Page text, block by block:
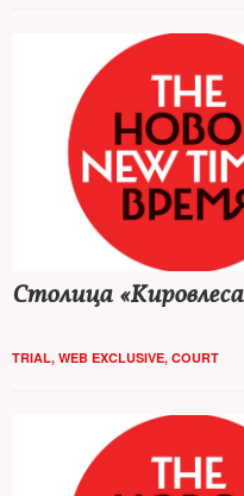
Столица
TRIAL, WEB EXCLUSIVE, COURT